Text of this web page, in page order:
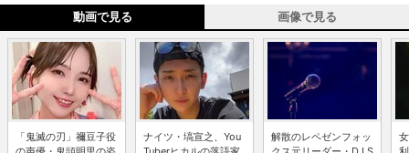
動画で見る 画像で見る
「鬼滅の刃」禰豆子役
ナイツ・塙宣之、You
解散のレペゼンフォッ